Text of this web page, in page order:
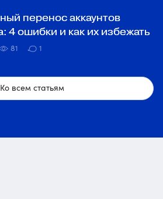
перенос аккаунтов
4 ошибки и как их избежать
81 1
Ко всем статьям